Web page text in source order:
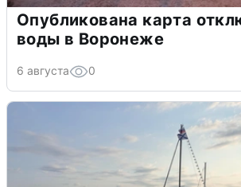
Опубликована карта
воды в Воронеже
6 августа 0